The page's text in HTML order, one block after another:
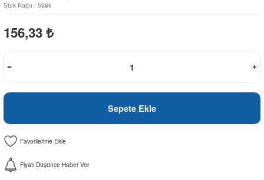
Stok Kodu : 5986
156,33 ₺
Sepete Ekle
Fiyatı Düşünce Haber Ver